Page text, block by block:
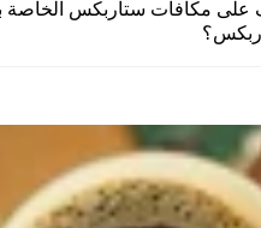
على مكافآت ستاربكس الخاصة